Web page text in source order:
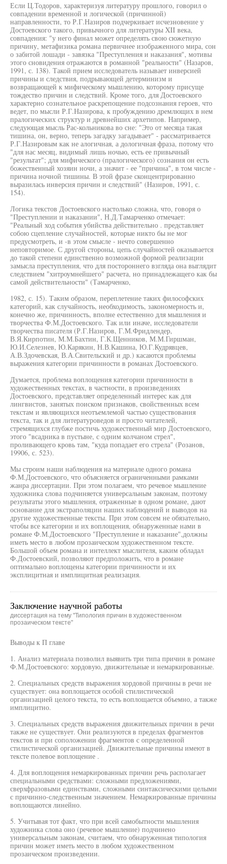
Если Ц.Тодоров, характеризуя литературу прошлого, говорил о
совпадении временной и логической (причинной)
направленности, то Р.Г.Назиров подчеркивает исчезновение у
Достоевского такого, привычного для литературы XII века,
совпадения: "у него финал может определять свою сюжетную
причину, метафизика романа первичнее изображенного мира, сон
о забитой лошади - завязка "Преступления и наказания", мотивы
этого сновидения отражаются в романной "реальности" (Назаров,
1991, с. 138). Такой прием исследователь называет инверсией
причины и следствия, подрывающей детерминизм и
возвращающей к мифическому мышлению, которому присуще
тождество причин и следствий. Кроме того, для Достоевского
характерно сознательное раскрепощение подсознания героев, что
ведет, по мысли Р.Г.Назирова, к пробуждению дремлющих в нем
пралогических структур и древнейших архетипов. Например,
следующая мысль Рас-кольникова во сне: "Это от месяца такая
тишина, он, верно, теперь загадку загадывает" - рассматривается
Р.Г.Назировым как не алогичная, а дологичная фраза, потому что
"для нас месяц, видимый лишь ночью, есть ее привычный
"результат"; для мифического (пралогического) сознания он есть
божественный хозяин ночи, а значит - ее "причина", в том числе -
причина ночной тишины. В этой фразе сконцентрированно
выразилась инверсия причин и следствий" (Назиров, 1991, с.
154).
Логика текстов Достоевского настолько сложна, что, говоря о
"Преступлении и наказании", Н.Д.Тамарченко отмечает:
"Реальный ход события убийства действительно . представляет
собою сцепление случайностей, которые никто бы не мог
предусмотреть, и -в этом смысле - нечто совершенно
неповторимое. С другой стороны, цепь случайностей оказывается
до такой степени единственно возможной формой реализации
замысла преступления, что для постороннего взгляда она выглядит
следствием "хитроумнейшего" расчета, но принадлежащего как бы
самой действительности" (Тамарченко,
1982, с. 15). Таким образом, переплетение таких философских
категорий, как случайность, необходимость, закономерность и,
конечно же, причинность, вполне естественно для мышления и
творчества Ф.М.Достоевского. Так или иначе, исследователи
творчества писателя (Р.Г.Назиров, Г.М.Фридлендер,
В.Я.Кирпотин, М.М.Бахтин, Г.К.Щенников, М.М.Гиршман,
Ю.И.Селезнев, Ю.Карякин, Н.В.Кашина, Ю.Г.Кудрявцев,
А.В.Здочевская, В.А.Свительский и др.) касаются проблемы
выражения категории причинности в романах Достоевского.
Думается, проблема воплощения категории причинности в
художественных текстах, в частности, в произведениях
Достоевского, представляет определенный интерес как для
лингвистов, занятых поиском признаков, свойственных всем
текстам и являющихся неотъемлемой частью существования
текста, так и для литературоведов и просто читателей,
стремящихся глубже постичь художественный мир Достоевского,
этого "всадника в пустыне, с одним колчаном стрел",
проливающего кровь там, "куда попадает его стрела" (Розанов,
19906, с. 523).
Мы строим наши наблюдения на материале одного романа
Ф.М.Достоевского, что объясняется ограниченными рамками
жанра диссертации. При этом полагаем, что речевое мышление
художника слова подчиняется универсальным законам, поэтому
результаты этого мышления, отраженные в одном романе, дают
основание для экстраполяции наших наблюдений и выводов на
другие художественные тексты. При этом совсем не обязательно,
чтобы все категории и их воплощения, обнаруженные нами в
романе Ф.М.Достоевского "Преступление и наказание",должны
иметь место в любом прозаическом художественном тексте.
Большой объем романа и интеллект мыслителя, каким обладал
Ф.Достоевский, позволяют предположить, что в романе
оптимально воплощены категории причинности и их
эксплицитная и имплицитная реализация.
Заключение научной работы
диссертация на тему "Типология причин в художественном
прозаическом тексте"
Выводы к П главе
1. Анализ материала позволил выявить три типа причин в романе
Ф.М.Достоевского: хордовую, движительные и немаркированные.
2. Специальных средств выражения хордовой причины в речи не
существует: она воплощается особой стилистической
организацией целого текста, то есть воплощается объемно, а также
имплицитно.
3. Специальных средств выражения движительных причин в речи
также не существует. Они реализуются в пределах фрагментов
текстов и при соположении фрагментов с определенной
стилистической организацией. Движительные причины имеют в
тексте полевое воплощение .
4. Для воплощения немаркированных причин речь располагает
специальными средствами: сложными предложениями,
сверхфразовыми единствами, сложными синтаксическими целыми
с причинно-следственным значением. Немаркированные причины
воплощаются линейно.
5. Учитывая тот факт, что при всей самобытности мышления
художника слова оно (речевое мышление) подчинено
универсальным законам, считаем, что обнаруженная типология
причин может иметь место в любом художественном
прозаическом произведении.